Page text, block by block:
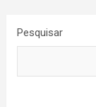
Pesquisar